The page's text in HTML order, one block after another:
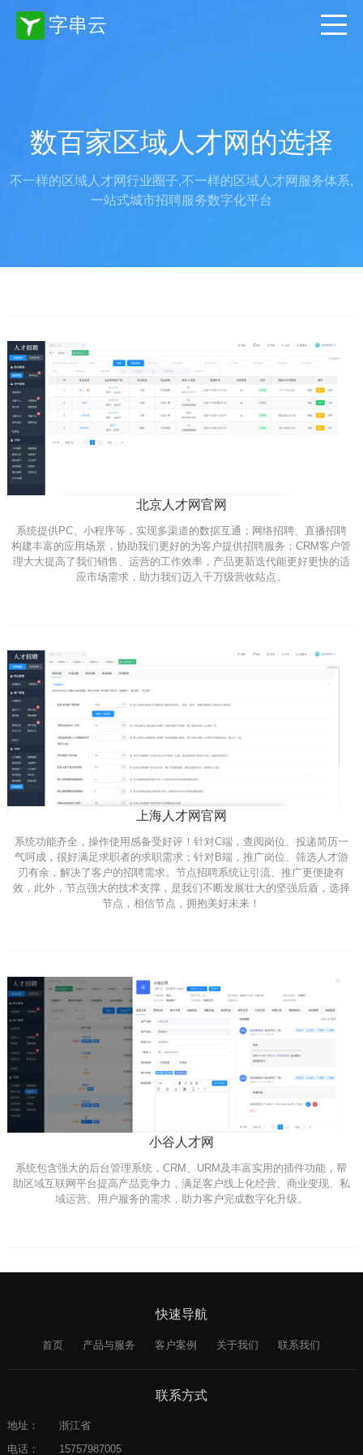
字串云
数百家区域人才网的选择
不一样的区域人才网行业圈子,不一样的区域人才网服务体系,
一站式城市招聘服务数字化平台
北京人才网官网
系统提供PC、小程序等，实现多渠道的数据互通；网络招聘、直播招聘
构建丰富的应用场景，协助我们更好的为客户提供招聘服务；CRM客户管
理大大提高了我们销售、运营的工作效率，产品更新迭代能更好更快的适
应市场需求，助力我们迈入千万级营收站点。
上海人才网官网
系统功能齐全，操作使用感备受好评！针对C端，查阅岗位、投递简历一
气呵成，很好满足求职者的求职需求；针对B端，推广岗位、筛选人才游
刃有余，解决了客户的招聘需求。节点招聘系统让引流、推广更便捷有
效，此外，节点强大的技术支撑，是我们不断发展壮大的坚强后盾，选择
节点，相信节点，拥抱美好未来！
小谷人才网
系统包含强大的后台管理系统，CRM、URM及丰富实用的插件功能，帮
助区域互联网平台提高产品竞争力，满足客户线上化经营、商业变现、私
域运营、用户服务的需求，助力客户完成数字化升级。
快速导航
首页 产品与服务 客户案例 关于我们 联系我们
联系方式
地址：
浙江省
电话：
15757987005